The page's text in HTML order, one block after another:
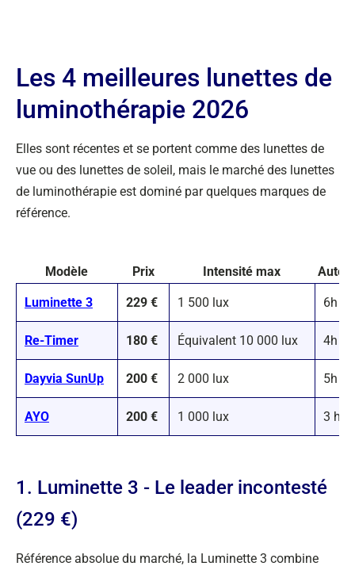
Les 4 meilleures lunettes de
luminothérapie 2026
Elles sont récentes et se portent comme des lunettes de
vue ou des lunettes de soleil, mais le marché des lunettes
de luminothérapie est dominé par quelques marques de
référence.
Modèle Prix Intensité max
Luminette 3 229 € 1 500 lux 6h
Re-Timer 180 € Équivalent 10 000 lux 4h
Dayvia SunUp 200 € 2 000 lux 5h
AYO 200 € 1 000 lux 3 h
1. Luminette 3 - Le leader incontesté
(229 €)
Référence absolue du marché, la Luminette 3 combine